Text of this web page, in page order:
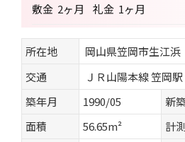
敷金 2ヶ月 礼金 1ヶ月
所在地
岡山県笠岡市生江
交通
ＪＲ山陽本線 笠岡
築年月
1990/05 新
面積
56.65m² 計